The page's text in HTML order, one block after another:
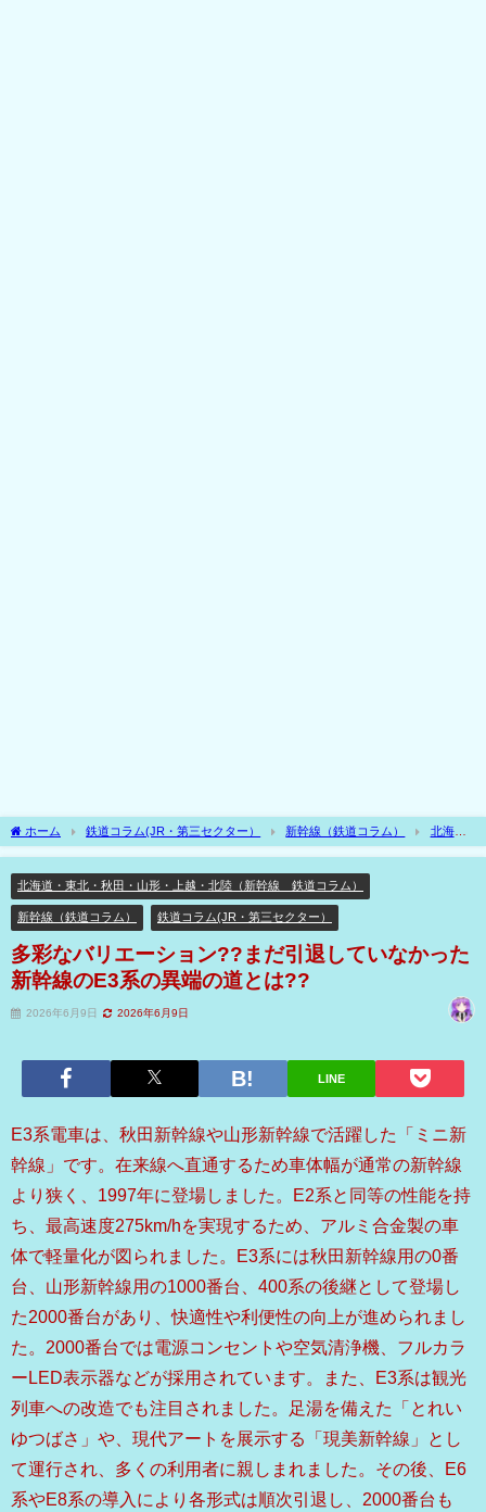
ホーム 鉄道コラム(JR・第三セクター） 新幹線（鉄道コラム）
北海
道・東北・秋田・山形・上越・北陸（新幹線 鉄道コラム）
多彩なバリエーショ
北海道・東北・秋田・山形・上越・北陸（新幹線 鉄道コラム）
新幹線（鉄道コラム） 鉄道コラム(JR・第三セクター）
多彩なバリエーション??まだ引退していなかった
新幹線のE3系の異端の道とは??
2026年6月9日 2026年6月9日
LINE
E3系電車は、秋田新幹線や山形新幹線で活躍した「ミニ新
幹線」です。在来線へ直通するため車体幅が通常の新幹線
より狭く、1997年に登場しました。E2系と同等の性能を持
ち、最高速度275km/hを実現するため、アルミ合金製の車
体で軽量化が図られました。E3系には秋田新幹線用の0番
台、山形新幹線用の1000番台、400系の後継として登場し
た2000番台があり、快適性や利便性の向上が進められまし
た。2000番台では電源コンセントや空気清浄機、フルカラ
ーLED表示器などが採用されています。また、E3系は観光
列車への改造でも注目されました。足湯を備えた「とれい
ゆつばさ」や、現代アートを展示する「現美新幹線」とし
て運行され、多くの利用者に親しまれました。その後、E6
系やE8系の導入により各形式は順次引退し、2000番台も